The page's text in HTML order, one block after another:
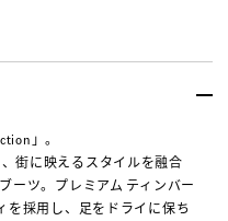
」。
街に映えるスタイルを融合
ーツ。プレミアム ティンバー
を採用し、足をドライに保ち